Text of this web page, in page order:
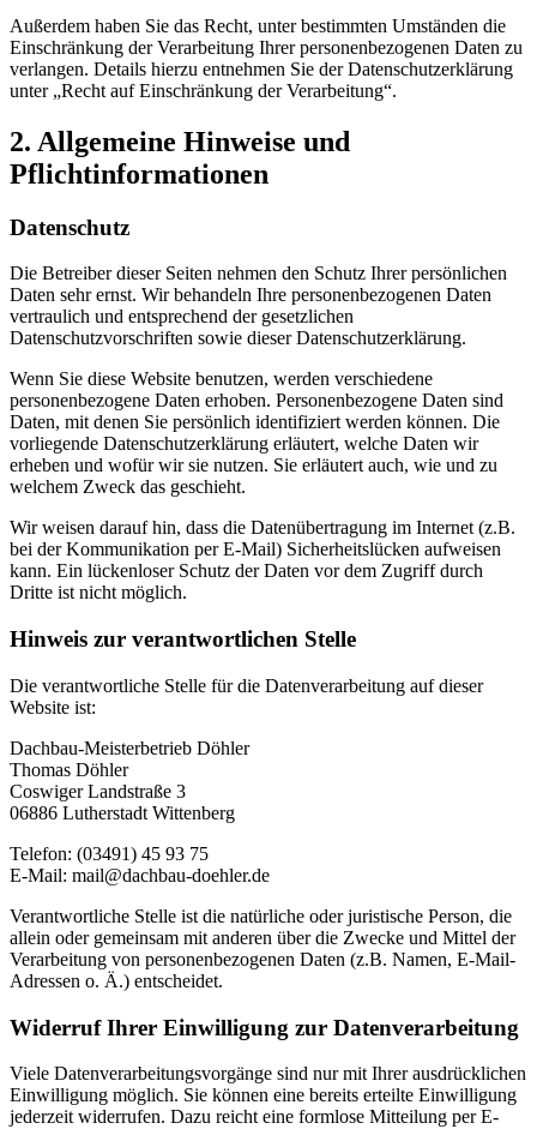
Außerdem haben Sie das Recht, unter bestimmten Umständen die
Einschränkung der Verarbeitung Ihrer personenbezogenen Daten zu
verlangen. Details hierzu entnehmen Sie der Datenschutzerklärung
unter „Recht auf Einschränkung der Verarbeitung“.
2. Allgemeine Hinweise und
Pflichtinformationen
Datenschutz
Die Betreiber dieser Seiten nehmen den Schutz Ihrer persönlichen
Daten sehr ernst. Wir behandeln Ihre personenbezogenen Daten
vertraulich und entsprechend der gesetzlichen
Datenschutzvorschriften sowie dieser Datenschutzerklärung.
Wenn Sie diese Website benutzen, werden verschiedene
personenbezogene Daten erhoben. Personenbezogene Daten sind
Daten, mit denen Sie persönlich identifiziert werden können. Die
vorliegende Datenschutzerklärung erläutert, welche Daten wir
erheben und wofür wir sie nutzen. Sie erläutert auch, wie und zu
welchem Zweck das geschieht.
Wir weisen darauf hin, dass die Datenübertragung im Internet (z.B.
bei der Kommunikation per E-Mail) Sicherheitslücken aufweisen
kann. Ein lückenloser Schutz der Daten vor dem Zugriff durch
Dritte ist nicht möglich.
Hinweis zur verantwortlichen Stelle
Die verantwortliche Stelle für die Datenverarbeitung auf dieser
Website ist:
Dachbau-Meisterbetrieb Döhler
Thomas Döhler
Coswiger Landstraße 3
06886 Lutherstadt Wittenberg
Telefon: (03491) 45 93 75
E-Mail: mail@dachbau-doehler.de
Verantwortliche Stelle ist die natürliche oder juristische Person, die
allein oder gemeinsam mit anderen über die Zwecke und Mittel der
Verarbeitung von personenbezogenen Daten (z.B. Namen, E-Mail-
Adressen o. Ä.) entscheidet.
Widerruf Ihrer Einwilligung zur Datenverarbeitung
Viele Datenverarbeitungsvorgänge sind nur mit Ihrer ausdrücklichen
Einwilligung möglich. Sie können eine bereits erteilte Einwilligung
jederzeit widerrufen. Dazu reicht eine formlose Mitteilung per E-